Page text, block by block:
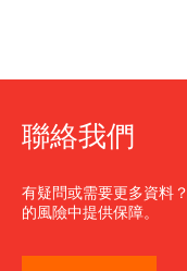
聯絡我們
有疑問或需要更多資料
的風險中提供保障。